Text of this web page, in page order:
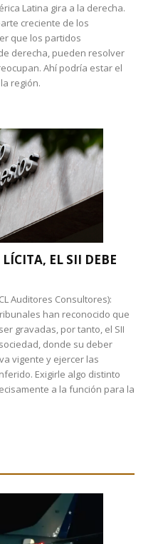
Latina gira a la derecha.
creciente de los
que los partidos
derecha, pueden resolver
Ahí podría estar el
región.
EL SII DEBE
Auditores Consultores):
han reconocido que
gravadas, por tanto, el SII
donde su deber
vigente y ejercer las
Exigirle algo distinto
a la función para la